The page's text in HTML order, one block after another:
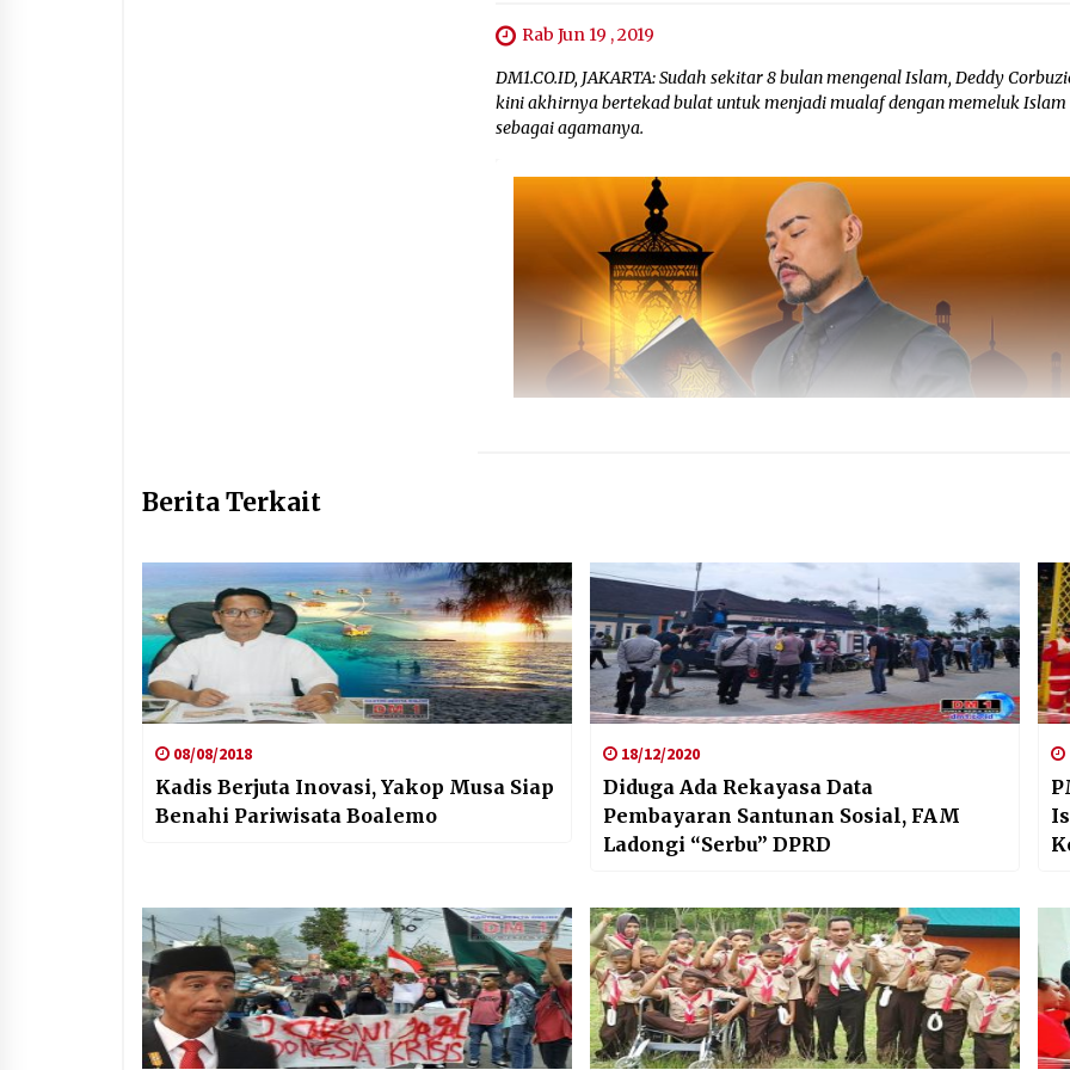
Rab Jun 19 , 2019
DM1.CO.ID, JAKARTA: Sudah sekitar 8 bulan mengenal Islam, Deddy
kini akhirnya bertekad bulat untuk menjadi mualaf dengan memeluk Islam
sebagai agamanya.
Berita Terkait
08/08/2018
Kadis Berjuta Inovasi, Yakop Musa Siap
Benahi Pariwisata Boalemo
18/12/2020
Diduga Ada Rekayasa Data
Pembayaran Santunan Sosial, FAM
Ladongi “Serbu” DPRD